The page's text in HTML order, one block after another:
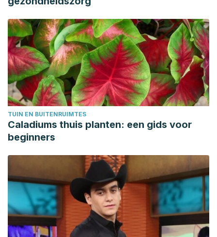
functional properties to nonfat dried milk, soy protein
isolate, dried egg white, and egg yolk powders. J Dairy
Sci. 2003 Mar;86(3):746-54. doi: 10.3168/jds.S0022-
0302(03)73655-8. PMID: 12703609.
Masaki H. Role of antioxidants in the skin: anti-aging
effects. J Dermatol Sci. 2010 May;58(2):85-90. doi:
10.1016/j.jdermsci.2010.03.003. Epub 2010 Mar 17. PMID:
20399614.
Algiert-Zielińska B, Mucha P, Rotsztejn H. Lactic and
Dermatol. 2019 Mar;58(3):374-379. doi: 10.1111/ijd.14202.
Epub 2018 Sep 30. PMID: 30270529.
Smith WP. Epidermal and dermal effects of topical lactic
acid. J Am Acad Dermatol. 1996 Sep;35(3 Pt 1):388-91. doi:
10.1016/s0190-9622(96)90602-7. PMID: 8784274.
TUIN EN BUITENRUIMTES
Caladiums thuis planten: een gids voor
beginners